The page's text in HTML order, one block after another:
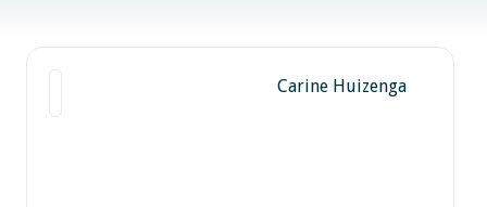
Carine Huizenga